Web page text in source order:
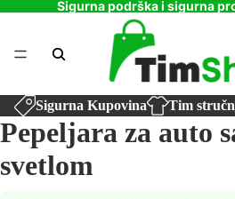
Sigurna podrška i sigurna
Sigurna Kupovina Tim
Pepeljara za auto
svetlom